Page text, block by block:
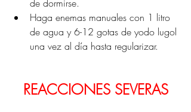
de dormirse.
Haga enemas manuales con 1 litro
de agua y 6-12 gotas de yodo lugol
una vez al día hasta regularizar.
REACCIONES SEVERAS